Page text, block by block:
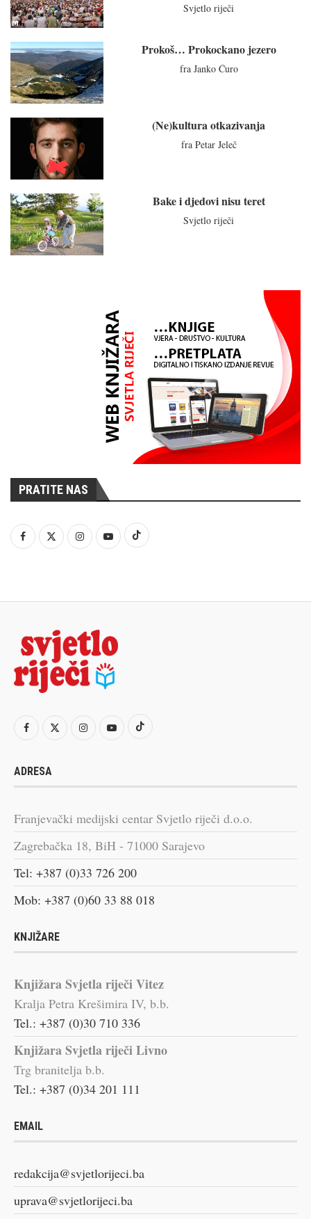
Svjetlo riječi
Prokoš… Prokockano jezero
fra Janko Ćuro
(Ne)kultura otkazivanja
fra Petar Jeleč
Bake i djedovi nisu teret
Svjetlo riječi
PRATITE NAS
ADRESA
Franjevački medijski centar Svjetlo riječi d.o.o.
Zagrebačka 18, BiH - 71000 Sarajevo
Tel: +387 (0)33 726 200
Mob: +387 (0)60 33 88 018
KNJIŽARE
Knjižara Svjetla riječi Vitez
Kralja Petra Krešimira IV, b.b.
Tel.: +387 (0)30 710 336
Knjižara Svjetla riječi Livno
Trg branitelja b.b.
Tel.: +387 (0)34 201 111
EMAIL
redakcija@svjetlorijeci.ba
uprava@svjetlorijeci.ba